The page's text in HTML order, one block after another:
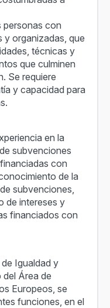
personas con
y organizadas, que
técnicas y
que culminen
Se requiere
y capacidad para
en la
subvenciones
con
de la
subvenciones,
de intereses y
financiados con
Igualdad y
Área de
Europeos, se
funciones, en el